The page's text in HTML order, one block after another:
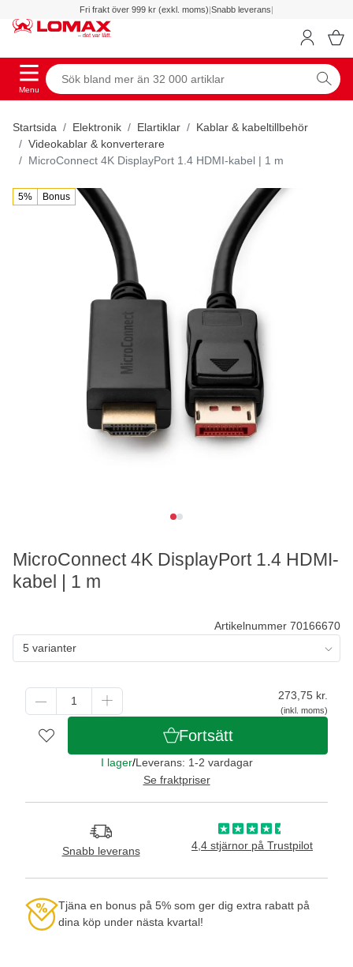
Fri frakt över 999 kr (exkl. moms)|Snabb leverans|
Menu
Startsida Elektronik Elartiklar
Kablar & kabeltillbehör
Videokablar & konverterare
MicroConnect 4K DisplayPort 1.4 HDMI-kabel | 1 m
5% Bonus
Artikelnummer 70166670
5 varianter
273,75 kr.
(inkl. moms)
Fortsätt
I lager/Leverans: 1-2 vardagar
Se fraktpriser
Snabb leverans 4,4 stjärnor på Trustpilot
Tjäna en bonus på 5% som ger dig extra rabatt på
dina köp under nästa kvartal!
MicroConnect 4K DisplayPort 1.4 HDMI-
kabel | 1 m